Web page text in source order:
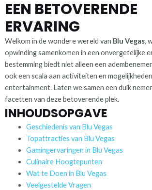
EEN BETOVERENDE
ERVARING
Welkom in de wondere wereld van Blu Vegas,
opwinding samenkomen in een onvergetelijke
bestemming biedt niet alleen een
ook een scala aan activiteiten en
entertainment. Laten we samen een duik
facetten van deze betoverende plek.
INHOUDSOPGAVE
Geschiedenis van Blu Vegas
Topattracties van Blu Vegas
Gamingervaringen in Blu Vegas
Culinaire Hoogtepunten
Wat te Doen in Blu Vegas
Veelgestelde Vragen